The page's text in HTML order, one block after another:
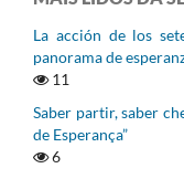
La acción de los
panorama de
11
Saber partir, saber
de Esperança”
6